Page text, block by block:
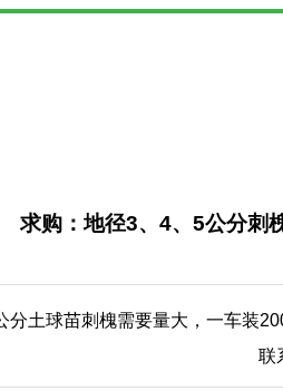
求购：地径3、4、5公分刺
土球苗刺槐需要量大，一车装
联